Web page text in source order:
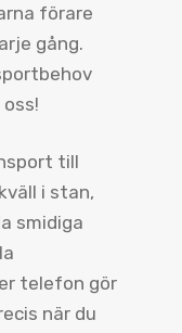
förare
gång.
till
i stan,
smidiga
telefon gör
när du